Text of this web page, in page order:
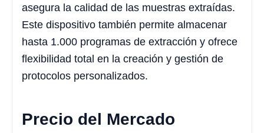
asegura la calidad de las muestras extraídas.
Este dispositivo también permite almacenar
hasta 1.000 programas de extracción y ofrece
flexibilidad total en la creación y gestión de
protocolos personalizados.
Precio del Mercado